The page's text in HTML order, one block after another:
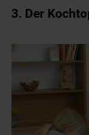
3. Der